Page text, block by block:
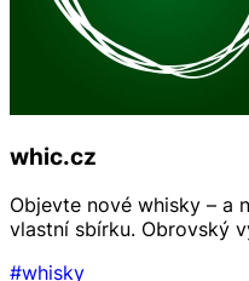
whic.cz
Objevte nové whisky – a
vlastní sbírku. Obrovský
#whisky